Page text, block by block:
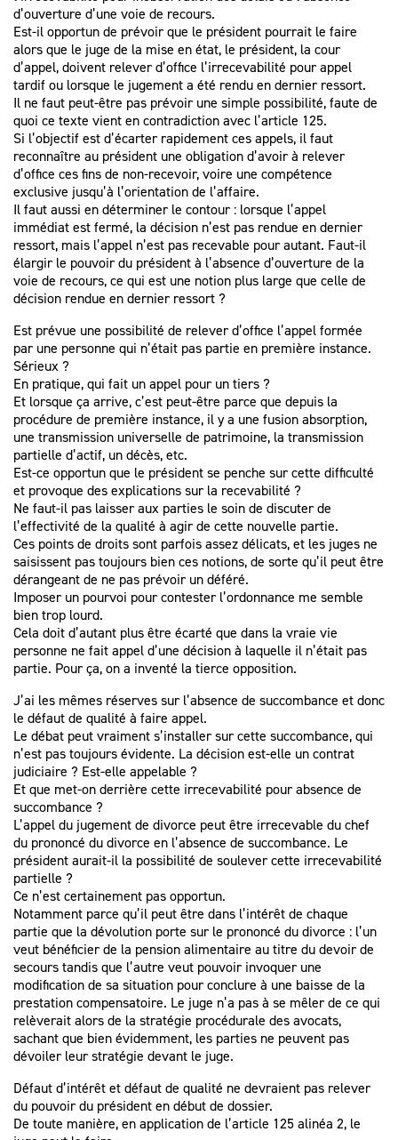
d’ouverture d’une voie de recours.
Est-il opportun de prévoir que le président pourrait le faire
alors que le juge de la mise en état, le président, la cour
d’appel, doivent relever d’office l’irrecevabilité pour appel
tardif ou lorsque le jugement a été rendu en dernier ressort.
Il ne faut peut-être pas prévoir une simple possibilité, faute de
quoi ce texte vient en contradiction avec l’article 125.
Si l’objectif est d’écarter rapidement ces appels, il faut
reconnaître au président une obligation d’avoir à relever
d’office ces fins de non-recevoir, voire une compétence
exclusive jusqu’à l’orientation de l’affaire.
Il faut aussi en déterminer le contour : lorsque l’appel
immédiat est fermé, la décision n’est pas rendue en dernier
ressort, mais l’appel n’est pas recevable pour autant. Faut-il
élargir le pouvoir du président à l’absence d’ouverture de la
voie de recours, ce qui est une notion plus large que celle de
décision rendue en dernier ressort ?
Est prévue une possibilité de relever d’office l’appel formée
par une personne qui n’était pas partie en première instance.
Sérieux ?
En pratique, qui fait un appel pour un tiers ?
Et lorsque ça arrive, c’est peut-être parce que depuis la
procédure de première instance, il y a une fusion absorption,
une transmission universelle de patrimoine, la transmission
partielle d’actif, un décès, etc.
Est-ce opportun que le président se penche sur cette difficulté
et provoque des explications sur la recevabilité ?
Ne faut-il pas laisser aux parties le soin de discuter de
l’effectivité de la qualité à agir de cette nouvelle partie.
Ces points de droits sont parfois assez délicats, et les juges ne
saisissent pas toujours bien ces notions, de sorte qu’il peut être
dérangeant de ne pas prévoir un déféré.
Imposer un pourvoi pour contester l’ordonnance me semble
bien trop lourd.
Cela doit d’autant plus être écarté que dans la vraie vie
personne ne fait appel d’une décision à laquelle il n’était pas
partie. Pour ça, on a inventé la tierce opposition.
J’ai les mêmes réserves sur l’absence de succombance et donc
le défaut de qualité à faire appel.
Le débat peut vraiment s’installer sur cette succombance, qui
n’est pas toujours évidente. La décision est-elle un contrat
judiciaire ? Est-elle appelable ?
Et que met-on derrière cette irrecevabilité pour absence de
succombance ?
L’appel du jugement de divorce peut être irrecevable du chef
du prononcé du divorce en l’absence de succombance. Le
président aurait-il la possibilité de soulever cette irrecevabilité
partielle ?
Ce n’est certainement pas opportun.
Notamment parce qu’il peut être dans l’intérêt de chaque
partie que la dévolution porte sur le prononcé du divorce : l’un
veut bénéficier de la pension alimentaire au titre du devoir de
secours tandis que l’autre veut pouvoir invoquer une
modification de sa situation pour conclure à une baisse de la
prestation compensatoire. Le juge n’a pas à se mêler de ce qui
relèverait alors de la stratégie procédurale des avocats,
sachant que bien évidemment, les parties ne peuvent pas
dévoiler leur stratégie devant le juge.
Défaut d’intérêt et défaut de qualité ne devraient pas relever
du pouvoir du président en début de dossier.
De toute manière, en application de l’article 125 alinéa 2, le